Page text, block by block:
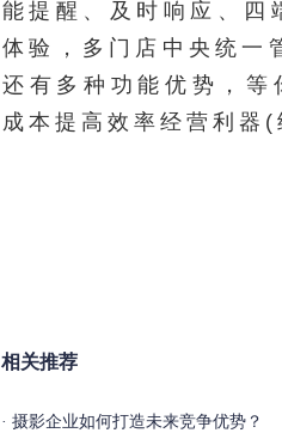
能提醒、及时响应、
体验，多门店中央统一
还有多种功能优势，
成本提高效率经营利器
相关推荐
摄影企业如何打造未来竞争优势？